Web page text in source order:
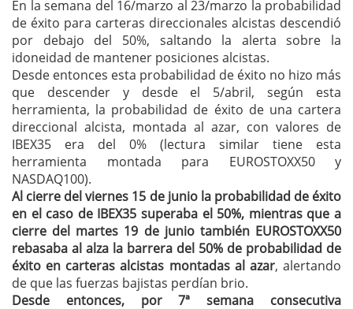
En la semana del 16/marzo al 23/marzo la probabilidad
de éxito para carteras direccionales alcistas descendió
por debajo del 50%, saltando la alerta sobre la
idoneidad de mantener posiciones alcistas.
Desde entonces esta probabilidad de éxito no hizo más
que descender y desde el 5/abril, según esta
herramienta, la probabilidad de éxito de una cartera
direccional alcista, montada al azar, con valores de
IBEX35 era del 0% (lectura similar tiene esta
herramienta montada para EUROSTOXX50 y
NASDAQ100).
Al cierre del viernes 15 de junio la probabilidad de éxito
en el caso de IBEX35 superaba el 50%, mientras que a
cierre del martes 19 de junio también EUROSTOXX50
rebasaba al alza la barrera del 50% de probabilidad de
éxito en carteras alcistas montadas al azar, alertando
de que las fuerzas bajistas perdían brio.
Desde entonces, por 7ª semana consecutiva